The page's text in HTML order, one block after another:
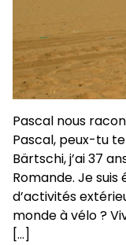
Pascal nous
Pascal, peux-tu
Bärtschi, j’ai 37
Romande. Je
d’activités
monde à vélo ?
[…]